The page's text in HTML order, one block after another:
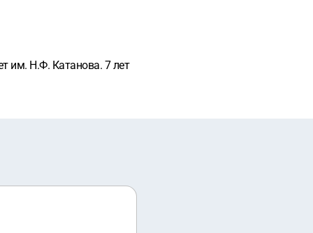
им. Н.Ф. Катанова. 7 лет